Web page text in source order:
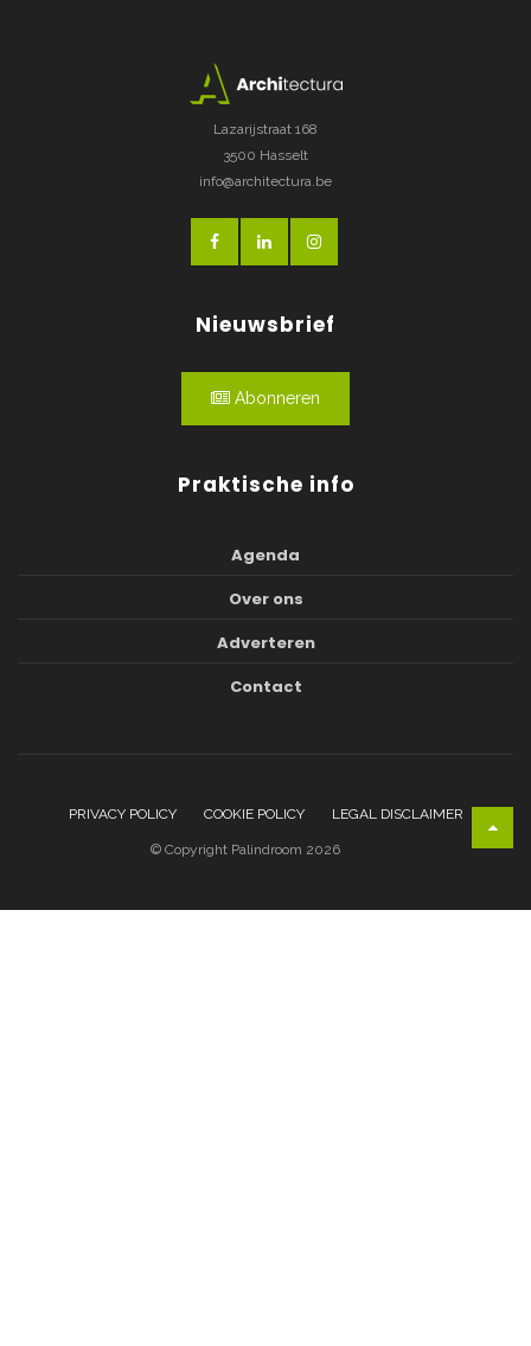
Lazarijstraat 168
3500 Hasselt
info@architectura.be
Nieuwsbrief
Abonneren
Praktische info
Agenda
Over ons
Adverteren
Contact
PRIVACY POLICY COOKIE POLICY LEGAL DISCLAIMER
© Copyright Palindroom 2026